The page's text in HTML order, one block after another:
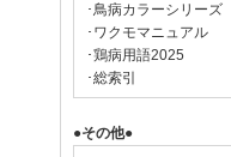
･鳥病カラーシリーズ
･ワクモマニュアル
･鶏病用語2025
･総索引
●その他●